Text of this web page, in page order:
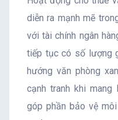
diễn ra mạnh mẽ
với tài chính ngân
tiếp tục có số lượng
hướng văn phòng
cạnh tranh khi
góp phần bảo vệ